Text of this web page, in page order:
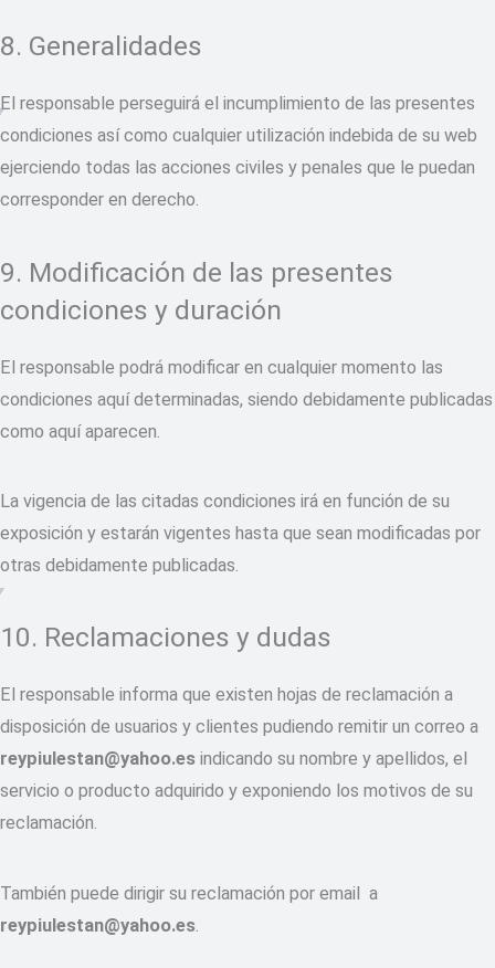
8. Generalidades
El responsable perseguirá el incumplimiento de las presentes
condiciones así como cualquier utilización indebida de su web
ejerciendo todas las acciones civiles y penales que le puedan
corresponder en derecho.
9. Modificación de las presentes
condiciones y duración
El responsable podrá modificar en cualquier momento las
condiciones aquí determinadas, siendo debidamente publicadas
como aquí aparecen.
La vigencia de las citadas condiciones irá en función de su
exposición y estarán vigentes hasta que sean modificadas por
otras debidamente publicadas.
10. Reclamaciones y dudas
El responsable informa que existen hojas de reclamación a
disposición de usuarios y clientes pudiendo remitir un correo a
reypiulestan@yahoo.es indicando su nombre y apellidos, el
servicio o producto adquirido y exponiendo los motivos de su
reclamación.
También puede dirigir su reclamación por email a
reypiulestan@yahoo.es.